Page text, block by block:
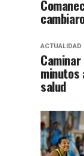
ACTUALIDAD
minutos
salud